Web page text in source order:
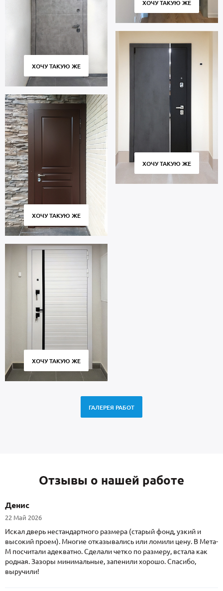
ХОЧУ ТАКУЮ ЖЕ
ХОЧУ ТАКУЮ ЖЕ
ХОЧУ ТАКУЮ ЖЕ
ХОЧУ ТАКУЮ ЖЕ
ХОЧУ ТАКУЮ ЖЕ
ГАЛЕРЕЯ РАБОТ
Отзывы о нашей работе
Денис
22 Май 2026
Искал дверь нестандартного размера (старый фонд, узкий и
высокий проем). Многие отказывались или ломили цену. В Мета-
М посчитали адекватно. Сделали четко по размеру, встала как
родная. Зазоры минимальные, запенили хорошо. Спасибо,
выручили!